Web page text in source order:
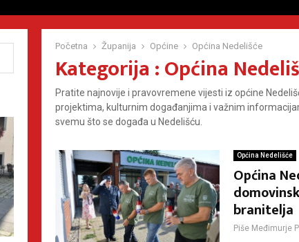
Početna Županija Općine Općina Nedelišće
Kategorija : Općina
Pratite najnovije i pravovremene vijesti iz općine
projektima, kulturnim događanjima i važnim
svemu što se događa u Nedelišću.
Općina Nedelišće
Općina
branitelja
Piše Međimurje